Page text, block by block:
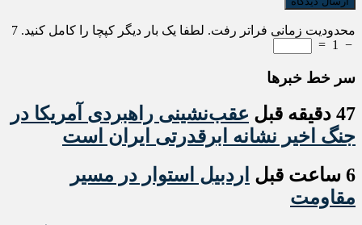
محدودیت زمانی فراتر رفت. لطفا یک بار دیگر کپچا را کامل کنید. 7
−
1
=
سر خط خبرها
47 دقیقه قبل
عقب‌نشینی راهبردی آمریکا در
جنگ اخیر نشانه ابرقدرتی ایران است
6 ساعت قبل
اردبیل استوار در مسیر
مقاومت